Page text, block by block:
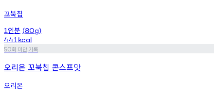
꼬북칩
1 인분 (80g)
441 kcal
50회 미만기록
오리온 꼬북칩 콘스프맛
오리온